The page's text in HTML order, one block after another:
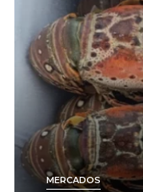
MERCADOS